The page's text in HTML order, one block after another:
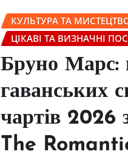
КУЛЬТУРА ТА
ЦІКАВІ ТА ВИЗНАЧНІ
Бруно Марс:
гаванських
чартів 2026
The